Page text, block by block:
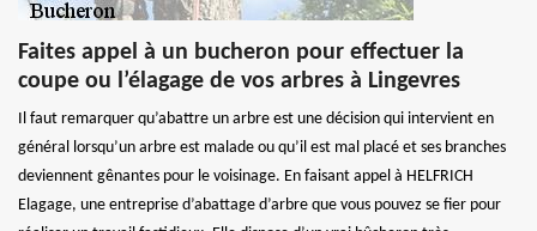
Faites appel à un bucheron pour effectuer la
coupe ou l’élagage de vos arbres à Lingevres
Il faut remarquer qu’abattre un arbre est une décision qui intervient en
général lorsqu’un arbre est malade ou qu’il est mal placé et ses branches
deviennent gênantes pour le voisinage. En faisant appel à HELFRICH
Elagage, une entreprise d’abattage d’arbre que vous pouvez se fier pour